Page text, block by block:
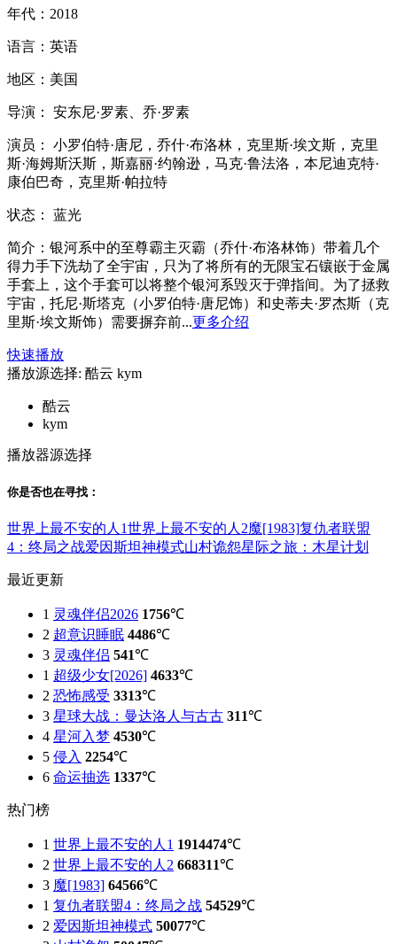
年代： 2018
语言： 英语
地区： 美国
导演： 安东尼·罗素、乔·罗素
演员：
小罗伯特·唐尼，乔什·布洛林，克里斯·埃文斯，克里
斯·海姆斯沃斯，斯嘉丽·约翰逊，马克·鲁法洛，本尼迪克特·
康伯巴奇，克里斯·帕拉特
状态： 蓝光
简介： 银河系中的至尊霸主灭霸（乔什·布洛林饰）带着几个
得力手下洗劫了全宇宙，只为了将所有的无限宝石镶嵌于金属
手套上，这个手套可以将整个银河系毁灭于弹指间。为了拯救
宇宙，托尼·斯塔克（小罗伯特·唐尼饰）和史蒂夫·罗杰斯（克
里斯·埃文斯饰）需要摒弃前...更多介绍
快速播放
播放源选择: 酷云 kym
酷云
kym
播放器源选择
你是否也在寻找 ：
世界上最不安的人1世界上最不安的人2魔[1983]复仇者联盟
4：终局之战爱因斯坦神模式山村诡怨星际之旅：木星计划
最近更新
1 灵魂伴侣2026 1756℃
2 超意识睡眠 4486℃
3 灵魂伴侣 541℃
1 超级少女[2026] 4633℃
2 恐怖感受 3313℃
3 星球大战：曼达洛人与古古 311℃
4 星河入梦 4530℃
5 侵入 2254℃
6 命运抽选 1337℃
热门榜
1 世界上最不安的人1 1914474℃
2 世界上最不安的人2 668311℃
3 魔[1983] 64566℃
1 复仇者联盟4：终局之战 54529℃
2 爱因斯坦神模式 50077℃